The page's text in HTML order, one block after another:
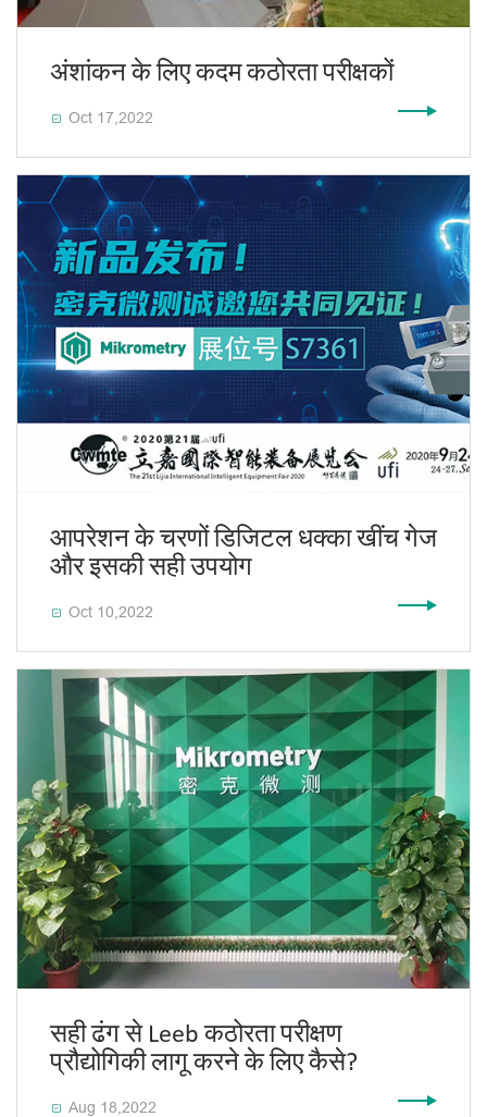
अंशांकन के लिए कदम कठोरता परीक्षकों
 Oct 17,2022
आपरेशन के चरणों डिजिटल धक्का खींच गेज
और इसकी सही उपयोग
 Oct 10,2022
सही ढंग से Leeb कठोरता परीक्षण
प्रौद्योगिकी लागू करने के लिए कैसे?
 Aug 18,2022